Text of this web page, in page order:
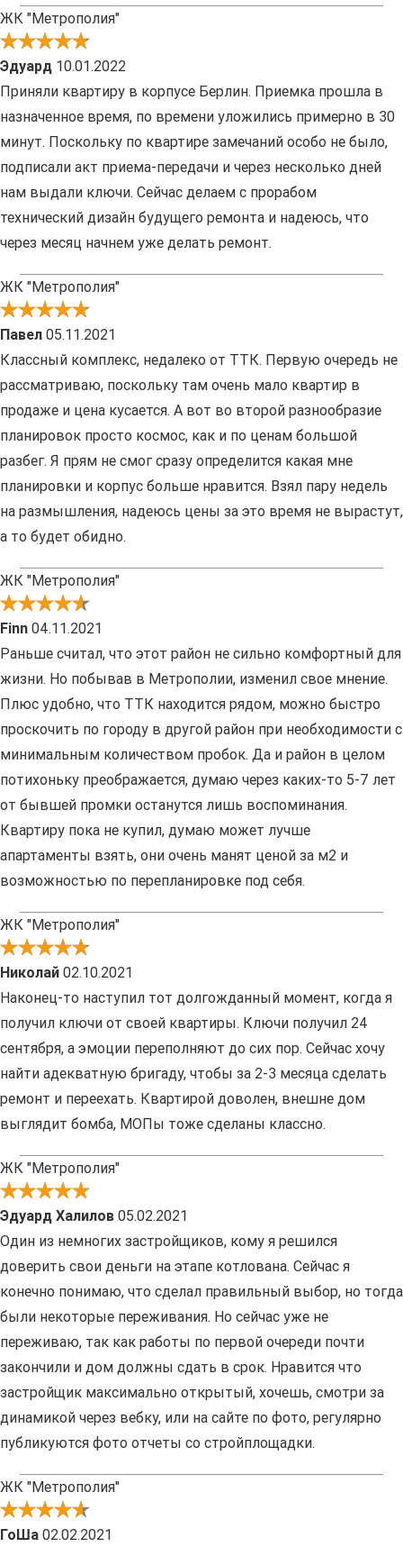
ЖК "Метрополия"
Эдуард 10.01.2022
Приняли квартиру в корпусе Берлин. Приемка прошла в
назначенное время, по времени уложились примерно в 30
минут. Поскольку по квартире замечаний особо не было,
подписали акт приема-передачи и через несколько дней
нам выдали ключи. Сейчас делаем с прорабом
технический дизайн будущего ремонта и надеюсь, что
через месяц начнем уже делать ремонт.
ЖК "Метрополия"
Павел 05.11.2021
Классный комплекс, недалеко от ТТК. Первую очередь не
рассматриваю, поскольку там очень мало квартир в
продаже и цена кусается. А вот во второй разнообразие
планировок просто космос, как и по ценам большой
разбег. Я прям не смог сразу определится какая мне
планировки и корпус больше нравится. Взял пару недель
на размышления, надеюсь цены за это время не вырастут,
а то будет обидно.
ЖК "Метрополия"
Finn 04.11.2021
Раньше считал, что этот район не сильно комфортный для
жизни. Но побывав в Метрополии, изменил свое мнение.
Плюс удобно, что ТТК находится рядом, можно быстро
проскочить по городу в другой район при необходимости с
минимальным количеством пробок. Да и район в целом
потихоньку преображается, думаю через каких-то 5-7 лет
от бывшей промки останутся лишь воспоминания.
Квартиру пока не купил, думаю может лучше
апартаменты взять, они очень манят ценой за м2 и
возможностью по перепланировке под себя.
ЖК "Метрополия"
Николай 02.10.2021
Наконец-то наступил тот долгожданный момент, когда я
получил ключи от своей квартиры. Ключи получил 24
сентября, а эмоции переполняют до сих пор. Сейчас хочу
найти адекватную бригаду, чтобы за 2-3 месяца сделать
ремонт и переехать. Квартирой доволен, внешне дом
выглядит бомба, МОПы тоже сделаны классно.
ЖК "Метрополия"
Эдуард Халилов 05.02.2021
Один из немногих застройщиков, кому я решился
доверить свои деньги на этапе котлована. Сейчас я
конечно понимаю, что сделал правильный выбор, но тогда
были некоторые переживания. Но сейчас уже не
переживаю, так как работы по первой очереди почти
закончили и дом должны сдать в срок. Нравится что
застройщик максимально открытый, хочешь, смотри за
динамикой через вебку, или на сайте по фото, регулярно
публикуются фото отчеты со стройплощадки.
ЖК "Метрополия"
ГоШа 02.02.2021